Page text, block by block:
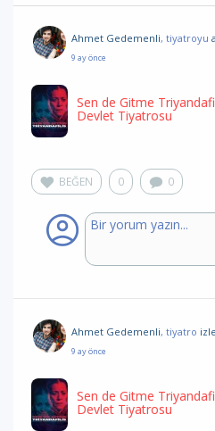
Ahmet Gedemenli, tiyatroyu
9 ay önce
Sen de Gitme
Devlet Tiyatrosu
BEĞEN 0 0
Ahmet Gedemenli, tiyatro
9 ay önce
Sen de Gitme
Devlet Tiyatrosu